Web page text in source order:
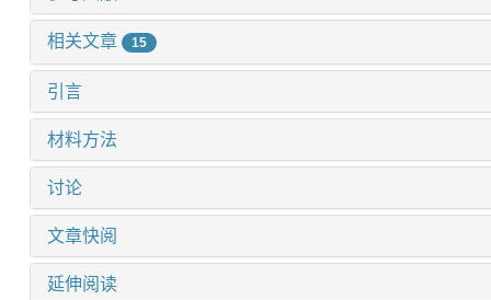
相关文章 15
引言
材料方法
讨论
文章快阅
延伸阅读